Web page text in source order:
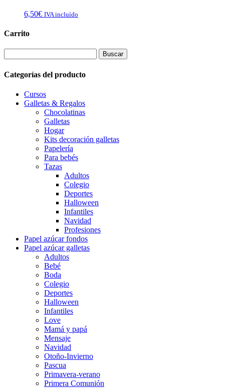
6,50€ IVA incluído
Carrito
Categorías del producto
Cursos
Galletas & Regalos
Chocolatinas
Galletas
Hogar
Kits decoración galletas
Papelería
Para bebés
Tazas
Adultos
Colegio
Deportes
Halloween
Infantiles
Navidad
Profesiones
Papel azúcar fondos
Papel azúcar galletas
Adultos
Bebé
Boda
Colegio
Deportes
Halloween
Infantiles
Love
Mamá y papá
Mensaje
Navidad
Otoño-Invierno
Pascua
Primavera-verano
Primera Comunión